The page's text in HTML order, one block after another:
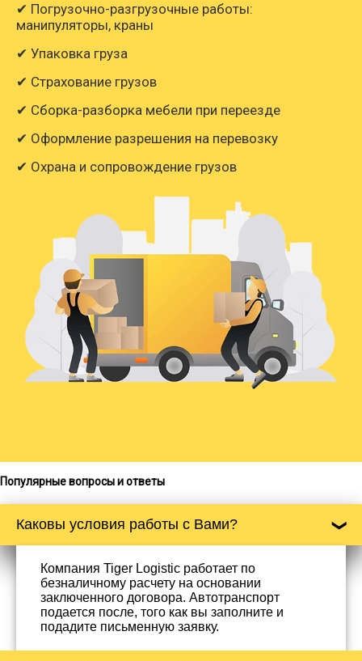
✔ Погрузочно-разгрузочные работы:
манипуляторы, краны
✔ Упаковка груза
✔ Страхование грузов
✔ Сборка-разборка мебели при переезде
✔ Оформление разрешения на перевозку
✔ Охрана и сопровождение грузов
Популярные вопросы и ответы
Каковы условия работы с Вами?
Компания Tiger Logistic работает по
безналичному расчету на основании
заключенного договора. Автотранспорт
подается после, того как вы заполните и
подадите письменную заявку.